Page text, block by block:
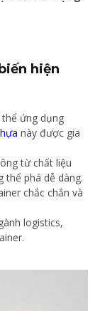
hiện
ứng dụng
này được gia
từ chất liệu
thể phá dễ dàng.
chắc chắn và
logistics,